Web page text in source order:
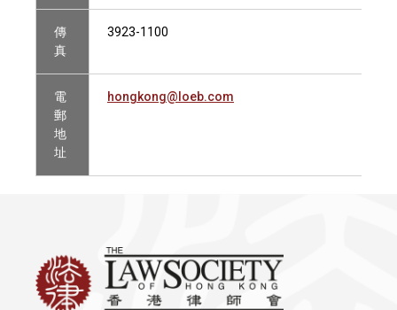
傳
真
3923-1100
電
郵
地
址
hongkong@loeb.com